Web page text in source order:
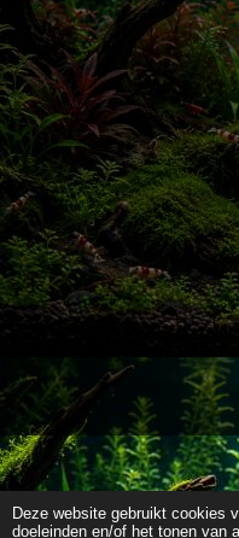
Deze website gebruikt cookies
doeleinden en/of het tonen van